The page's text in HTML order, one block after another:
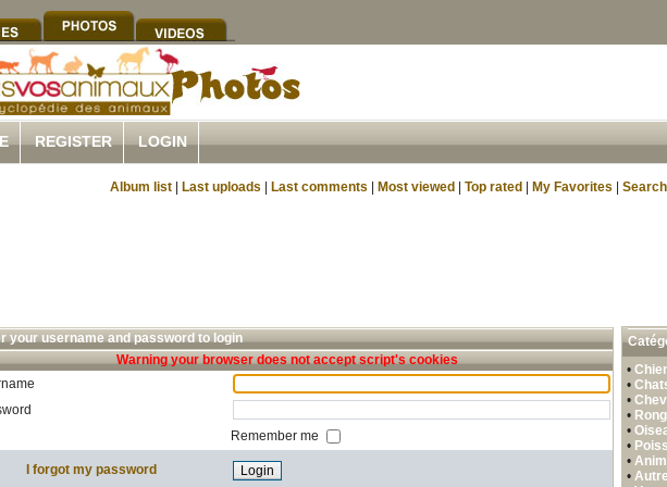
REGISTER LOGIN
Album list Last uploads Last comments Most viewed Top rated My Favorites Search
your username and password to login
Warning your browser does not accept script's cookies
Remember me
I forgot my password
•
•
•
•
•
•
•
•